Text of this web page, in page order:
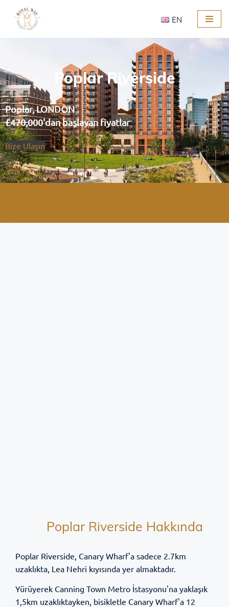
İçeriğe
geç
EN
Poplar Riverside
Poplar, LONDON
£470,000'dan başlayan fiyatlar
Bize Ulaşın
Poplar Riverside Hakkında
Poplar Riverside, Canary Wharf'a sadece 2.7km
uzaklıkta, Lea Nehri kıyısında yer almaktadır.
Yürüyerek Canning Town Metro İstasyonu'na yaklaşık
1,5km uzaklıktayken, bisikletle Canary Wharf'a 12